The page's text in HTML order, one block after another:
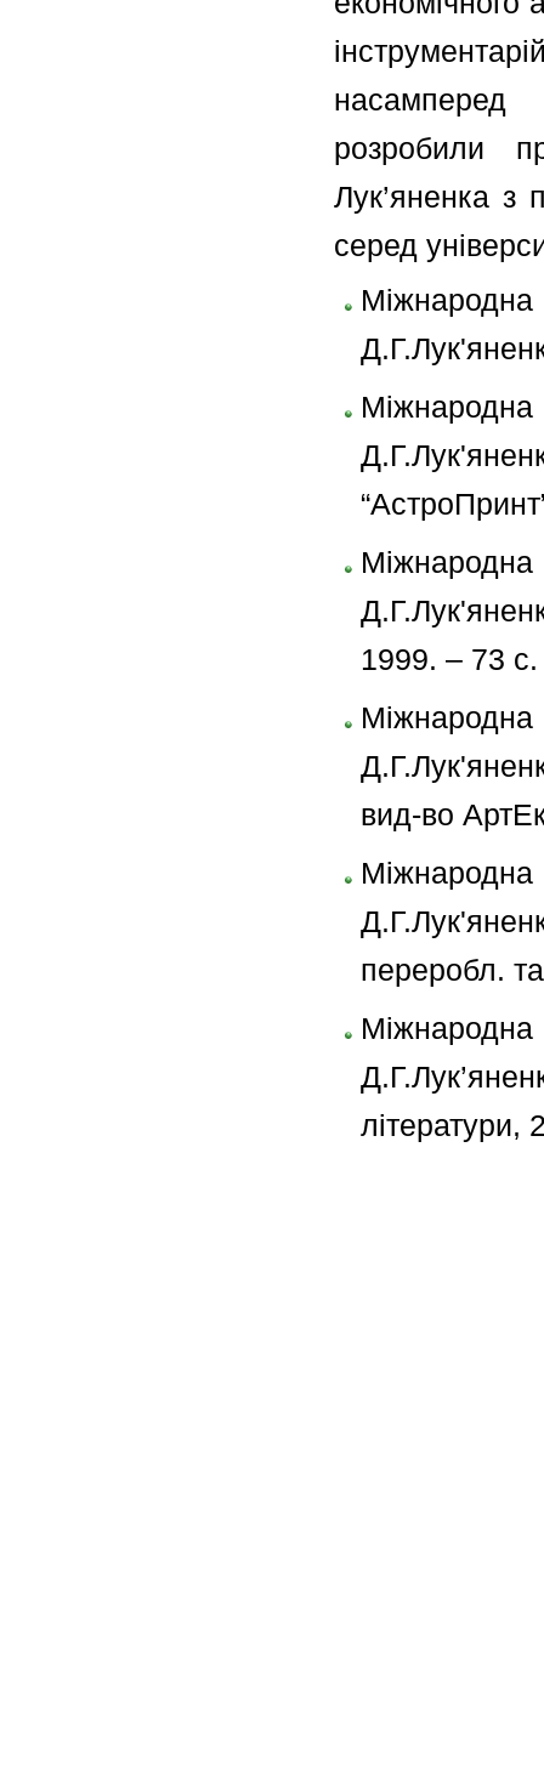
насамперед
розробили
Лук’яненка з
серед
1999. – 73 с.
вид-во
переробл.
літератури,